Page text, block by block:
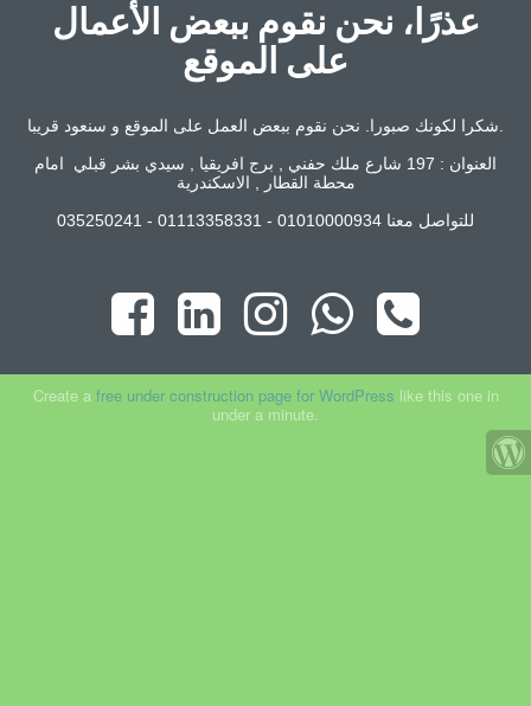
عذرًا، نحن نقوم ببعض الأعمال
على الموقع
شكرا لكونك صبورا. نحن نقوم ببعض العمل على الموقع و سنعود قريبا.
العنوان : 197 شارع ملك حفني , برج افريقيا , سيدي بشر قبلي امام
محطة القطار , الاسكندرية
للتواصل معنا 01010000934 - 01113358331 - 035250241
Create a free under construction page for WordPress like this one in
under a minute.